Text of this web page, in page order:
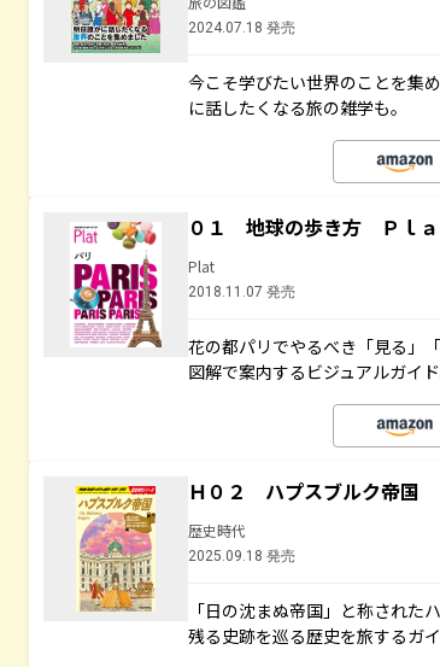
2024.07.18 発売
今こそ学びたい世界のことを集
に話したくなる旅の雑学も。
０１ 地球の歩き方 Ｐｌ
Plat
2018.11.07 発売
花の都パリでやるべき「見る」
図解で案内するビジュアルガイド
Ｈ０２ ハプスブルク帝国
歴史時代
2025.09.18 発売
「日の沈まぬ帝国」と称され
残る史跡を巡る歴史を旅するガイ